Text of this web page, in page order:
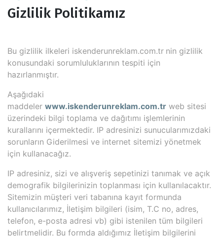
Gizlilik Politikamız
Bu gizlilik ilkeleri iskenderunreklam.com.tr nin gizlilik
konusundaki sorumluluklarının tespiti için
hazırlanmıştır.
Aşağıdaki
maddeler www.iskenderunreklam.com.tr web sitesi
üzerindeki bilgi toplama ve dağıtımı işlemlerinin
kurallarını içermektedir. IP adresinizi sunucularımızdaki
sorunların Giderilmesi ve internet sitemizi yönetmek
için kullanacağız.
IP adresiniz, sizi ve alışveriş sepetinizi tanımak ve açık
demografik bilgilerinizin toplanması için kullanılacaktır.
Sitemizin müşteri veri tabanına kayıt formunda
kullanıcılarımız, İletişim bilgileri (isim, T.C no, adres,
telefon, e-posta adresi vb) gibi istenilen tüm bilgileri
belirtmelidir. Bu formda aldığımız İletişim bilgilerini